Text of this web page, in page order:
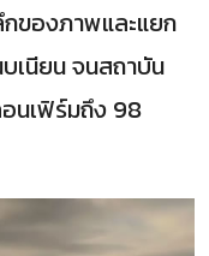
ของภาพและแยก
เนียน จนสถาบัน
นเฟิร์มถึง 98